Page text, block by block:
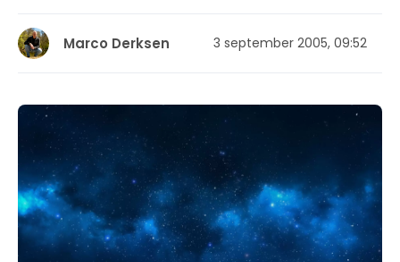
Marco Derksen 3 september 2005, 09:52